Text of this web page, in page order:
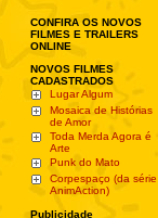
CONFIRA OS NOVOS
FILMES E TRAILERS
ONLINE
NOVOS FILMES
CADASTRADOS
Lugar Algum
Mosaica de Histórias
de Amor
Toda Merda Agora é
Arte
Punk do Mato
Corpespaço (da série
AnimAction)
Publicidade